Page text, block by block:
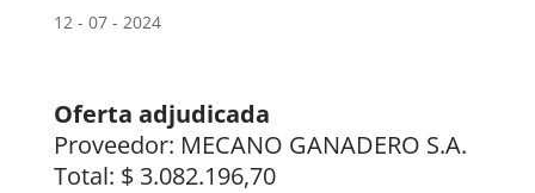
12 - 07 - 2024
Oferta adjudicada
Proveedor: MECANO GANADERO S.A.
Total: $ 3.082.196,70